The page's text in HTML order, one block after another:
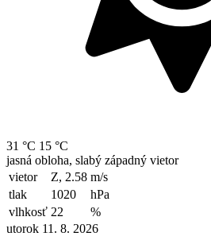
31 °C 15 °C
jasná obloha, slabý západný vietor
vietor
Z, 2.58 m/s
tlak
1020
hPa
vlhkosť 22
%
utorok 11. 8. 2026